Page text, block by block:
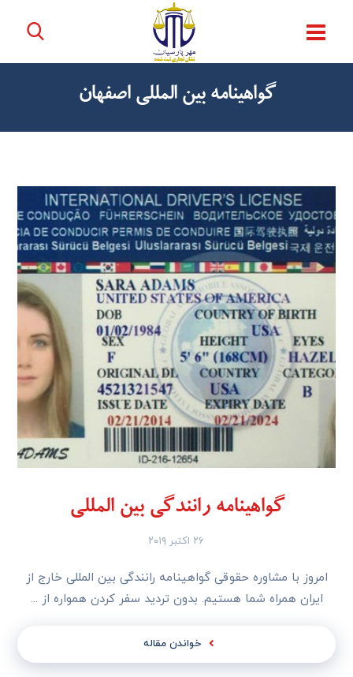
گواهینامه بین المللی اصفهان
گواهینامه رانندگی بین المللی
۲۶ اکتبر ۲۰۱۹
امروز با مشاوره حقوقی گواهینامه رانندگی بین المللی خارج از
ایران همراه شما هستیم. بدون تردید سفر کردن همواره از ...
خواندن مقاله